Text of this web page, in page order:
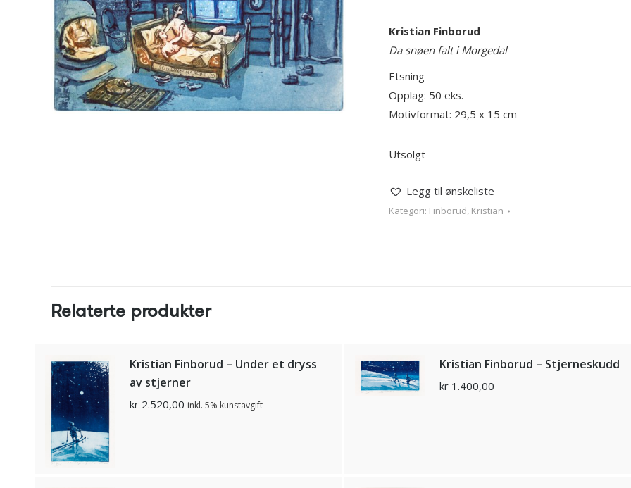
Kristian Finborud
Da snøen falt i Morgedal
Etsning
Opplag: 50 eks.
Motivformat: 29,5 x 15 cm
Utsolgt
Legg til ønskeliste
Kategori: Finborud, Kristian
Relaterte produkter
Kristian Finborud – Under et dryss
av stjerner
kr 2.520,00 inkl. 5% kunstavgift
Kristian Finborud – Stjerneskudd
kr1.400,00